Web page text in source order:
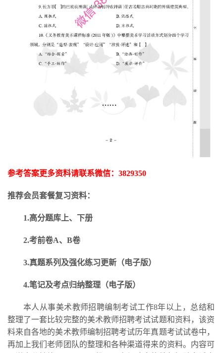
参考答案更多资料请联系微信： 3829350
推荐会员套餐复习资料：
1.高分题库上、下册
2.考前卷A、B卷
3.真题系列及强化练习更新 （电子版）
4.笔记及考点归纳整理（电子版）
本人从事美术教师招聘编制考试工作8年以上，总结和
整理了一套比较完整的美术教师招聘考试试题和资料，该资
料来自各地的美术教师编制招聘考试历年真题考试试卷中，
再加上我们老师团队的整理和各种渠道得来的资料。内容可